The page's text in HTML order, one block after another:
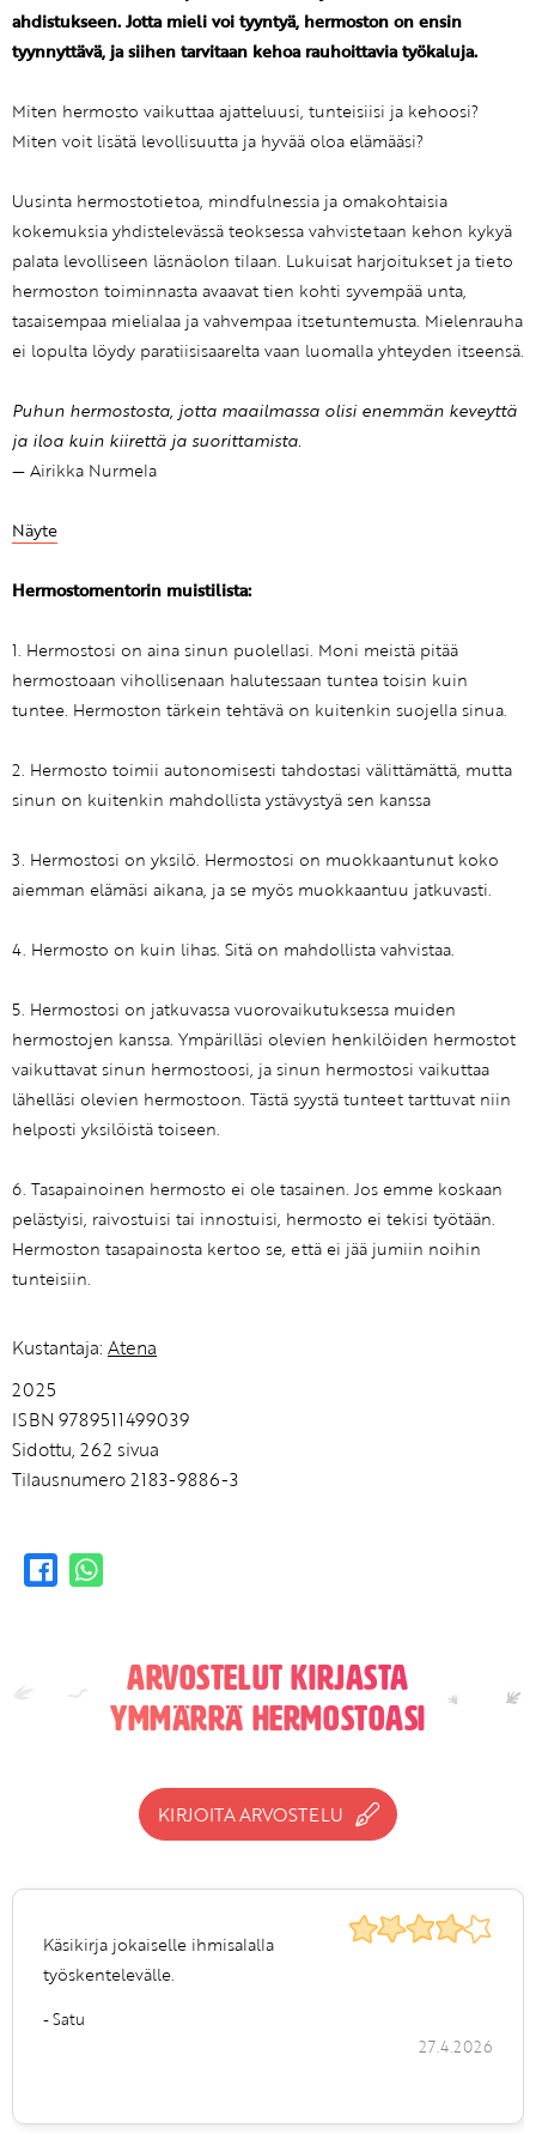
ahdistukseen. Jotta mieli voi tyyntyä, hermoston on ensin
tyynnyttävä, ja siihen tarvitaan kehoa rauhoittavia työkaluja.
Miten hermosto vaikuttaa ajatteluusi, tunteisiisi ja kehoosi?
Miten voit lisätä levollisuutta ja hyvää oloa elämääsi?
Uusinta hermostotietoa, mindfulnessia ja omakohtaisia
kokemuksia yhdistelevässä teoksessa vahvistetaan kehon kykyä
palata levolliseen läsnäolon tilaan. Lukuisat harjoitukset ja tieto
hermoston toiminnasta avaavat tien kohti syvempää unta,
tasaisempaa mielialaa ja vahvempaa itsetuntemusta. Mielenrauha
ei lopulta löydy paratiisisaarelta vaan luomalla yhteyden itseensä.
Puhun hermostosta, jotta maailmassa olisi enemmän keveyttä
ja iloa kuin kiirettä ja suorittamista.
— Airikka Nurmela
Näyte
Hermostomentorin muistilista:
1. Hermostosi on aina sinun puolellasi. Moni meistä pitää
hermostoaan vihollisenaan halutessaan tuntea toisin kuin
tuntee. Hermoston tärkein tehtävä on kuitenkin suojella sinua.
2. Hermosto toimii autonomisesti tahdostasi välittämättä, mutta
sinun on kuitenkin mahdollista ystävystyä sen kanssa
3. Hermostosi on yksilö. Hermostosi on muokkaantunut koko
aiemman elämäsi aikana, ja se myös muokkaantuu jatkuvasti.
4. Hermosto on kuin lihas. Sitä on mahdollista vahvistaa.
5. Hermostosi on jatkuvassa vuorovaikutuksessa muiden
hermostojen kanssa. Ympärilläsi olevien henkilöiden hermostot
vaikuttavat sinun hermostoosi, ja sinun hermostosi vaikuttaa
lähelläsi olevien hermostoon. Tästä syystä tunteet tarttuvat niin
helposti yksilöistä toiseen.
6. Tasapainoinen hermosto ei ole tasainen. Jos emme koskaan
pelästyisi, raivostuisi tai innostuisi, hermosto ei tekisi työtään.
Hermoston tasapainosta kertoo se, että ei jää jumiin noihin
tunteisiin.
Kustantaja: Atena
2025
ISBN 9789511499039
Sidottu, 262 sivua
Tilausnumero 2183-9886-3
Arvostelut kirjasta
Ymmärrä hermostoasi
KIRJOITA ARVOSTELU
Käsikirja jokaiselle ihmisalalla
työskentelevälle.
- Satu
27.4.2026